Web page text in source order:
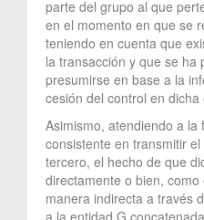
parte del grupo al que
en el momento en que se
teniendo en cuenta que
la transacción y que se ha
presumirse en base a la
cesión del control en dicha
Asimismo, atendiendo a la
consistente en transmitir
tercero, el hecho de que
directamente o bien,
manera indirecta a través
a la entidad G